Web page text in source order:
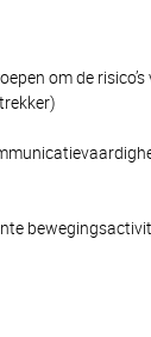
om de risico’s